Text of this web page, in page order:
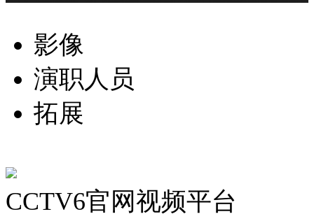
影像
演职人员
拓展
CCTV6官网视频平台